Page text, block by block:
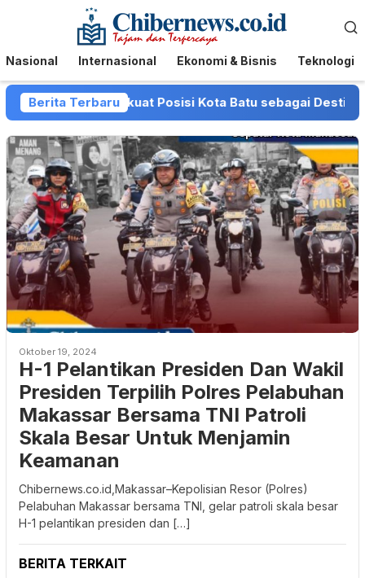
Menu
Mobile
Nasional Internasional Ekonomi & Bisnis Teknologi
Berita Terbaru
Batu Perkuat Posisi Kota Batu sebagai Destinasi
Oktober 19, 2024
H-1 Pelantikan Presiden Dan Wakil
Presiden Terpilih Polres Pelabuhan
Makassar Bersama TNI Patroli
Skala Besar Untuk Menjamin
Keamanan
Chibernews.co.id,Makassar–Kepolisian Resor (Polres)
Pelabuhan Makassar bersama TNI, gelar patroli skala besar
H-1 pelantikan presiden dan […]
BERITA TERKAIT